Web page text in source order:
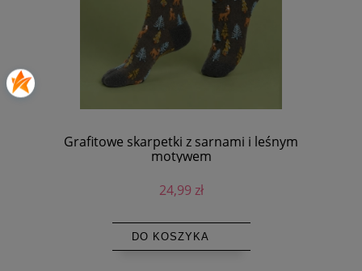
Grafitowe skarpetki z sarnami i leśnym
motywem
24,99 zł
DO KOSZYKA